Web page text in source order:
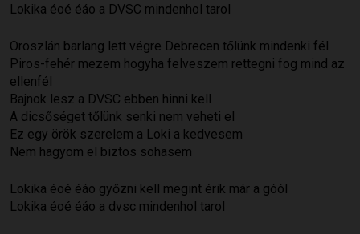
Lokika éoé éáo a DVSC mindenhol tarol
Oroszlán barlang lett végre Debrecen tőlünk mindenki fél
Piros-fehér mezem hogyha felveszem rettegni fog mind az
ellenfél
Bajnok lesz a DVSC ebben hinni kell
A dicsőséget tőlünk senki nem veheti el
Ez egy örök szerelem a Loki a kedvesem
Nem hagyom el biztos sohasem
Lokika éoé éáo győzni kell megint érik már a góól
Lokika éoé éáo a dvsc mindenhol tarol